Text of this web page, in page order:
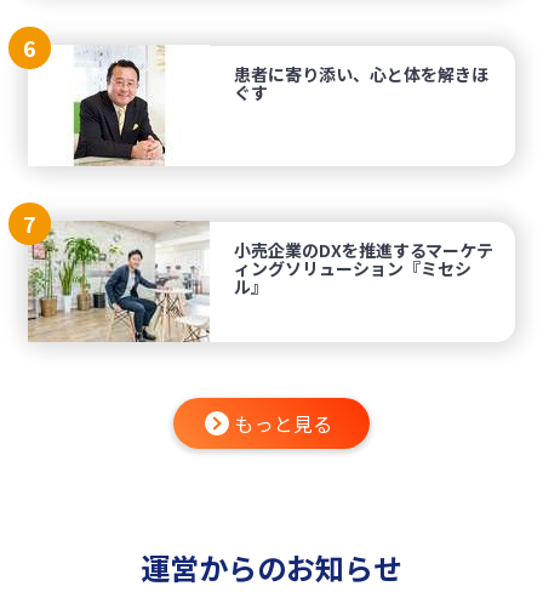
6
患者に寄り添い、心と体を解きほ
ぐす
7
小売企業のDXを推進するマーケテ
ィングソリューション『ミセシ
ル』
もっと見る
運営からのお知らせ